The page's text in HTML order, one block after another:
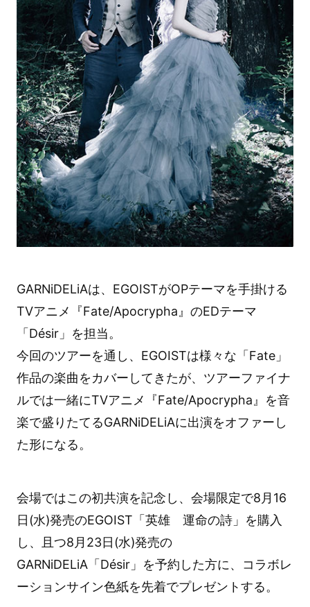
GARNiDELiAは、EGOISTがOPテーマを手掛ける
TVアニメ『Fate/Apocrypha』のEDテーマ
「Désir」を担当。
今回のツアーを通し、EGOISTは様々な「Fate」
作品の楽曲をカバーしてきたが、ツアーファイナ
ルでは一緒にTVアニメ『Fate/Apocrypha』を音
楽で盛りたてるGARNiDELiAに出演をオファーし
た形になる。
会場ではこの初共演を記念し、会場限定で8月16
日(水)発売のEGOIST「英雄 運命の詩」を購入
し、且つ8月23日(水)発売の
GARNiDELiA「Désir」を予約した方に、コラボレ
ーションサイン色紙を先着でプレゼントする。